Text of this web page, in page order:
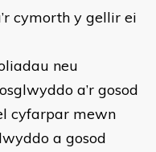
cymorth y gellir ei
neu
a’r gosod
cyfarpar mewn
a gosod